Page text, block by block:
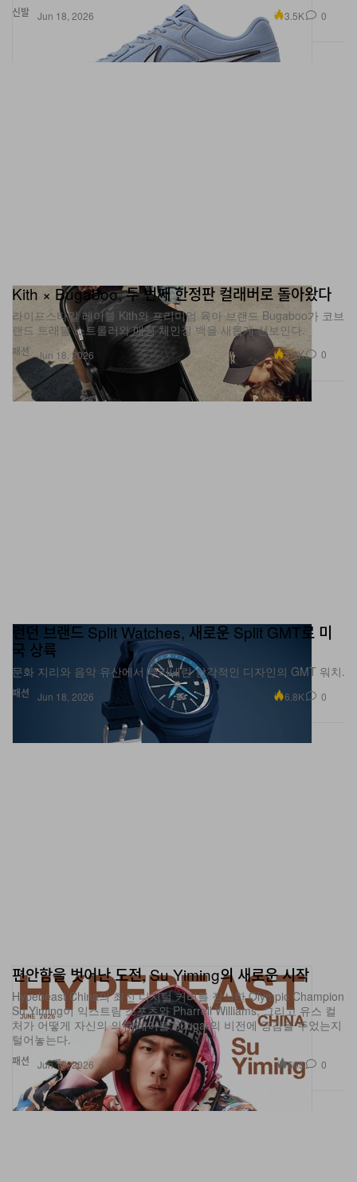
신발 Jun 18, 2026 3.5K 0
패션
Kith × Bugaboo, 두 번째 한정판 컬래버로 돌아왔다
라이프스타일 레이블 Kith와 프리미엄 육아 브랜드 Bugaboo가 코브
랜드 트래블 스트롤러와 매칭 체인징 백을 새롭게 선보인다.
Jun 18, 2026 3.9K 0
패션
런던 브랜드 Split Watches, 새로운 Split GMT로 미
국 상륙
문화 지리와 음악 유산에서 뿌리내린 감각적인 디자인의 GMT 워치.
Jun 18, 2026 6.8K 0
패션
편안함을 벗어난 도전, Su Yiming의 새로운 시작
Hypebeast China의 최신 디지털 커버를 장식한 Olympic Champion
Su Yiming이 익스트림 스포츠와 Pharrell Williams, 그리고 유스 컬
처가 어떻게 자신의 의류 레이블 Süugar의 비전에 영감을 주었는지
털어놓는다.
Jun 18, 2026 695 0